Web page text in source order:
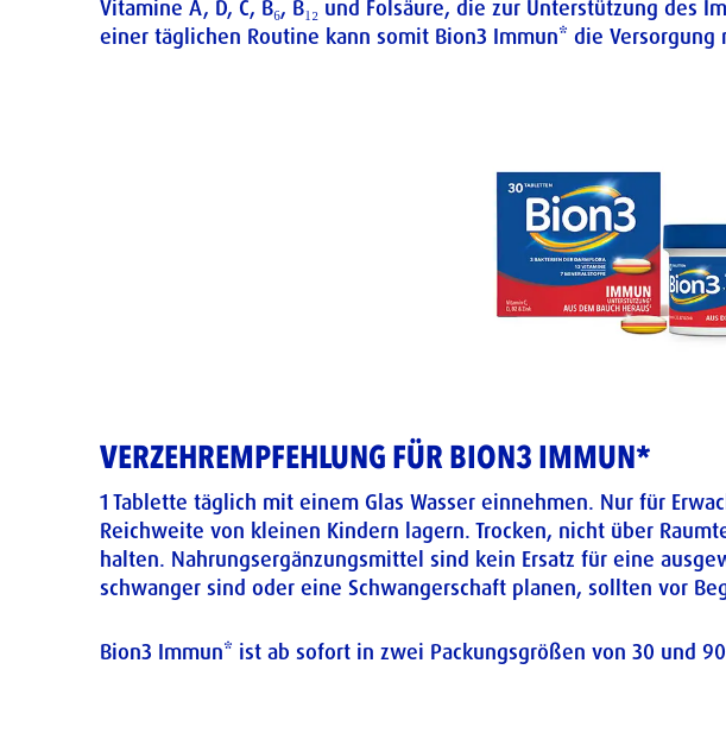
Vitamine A, D, C, B₆, B₁₂ und Folsäure, die zur Unterstützung
einer täglichen Routine kann somit Bion3 Immun* die
VERZEHREMPFEHLUNG FÜR BION3 IMMUN*
1 Tablette täglich mit einem Glas Wasser einnehmen. Nur für
Reichweite von kleinen Kindern lagern. Trocken, nicht über
halten. Nahrungsergänzungsmittel sind kein Ersatz für eine
schwanger sind oder eine Schwangerschaft planen, sollten vor
Bion3 Immun* ist ab sofort in zwei Packungsgrößen von 30 und